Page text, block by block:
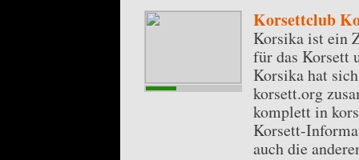
Korsettclub
Korsika ist ein
für das Korsett
Korsika hat
korsett.org
komplett in
Korsett-
auch die